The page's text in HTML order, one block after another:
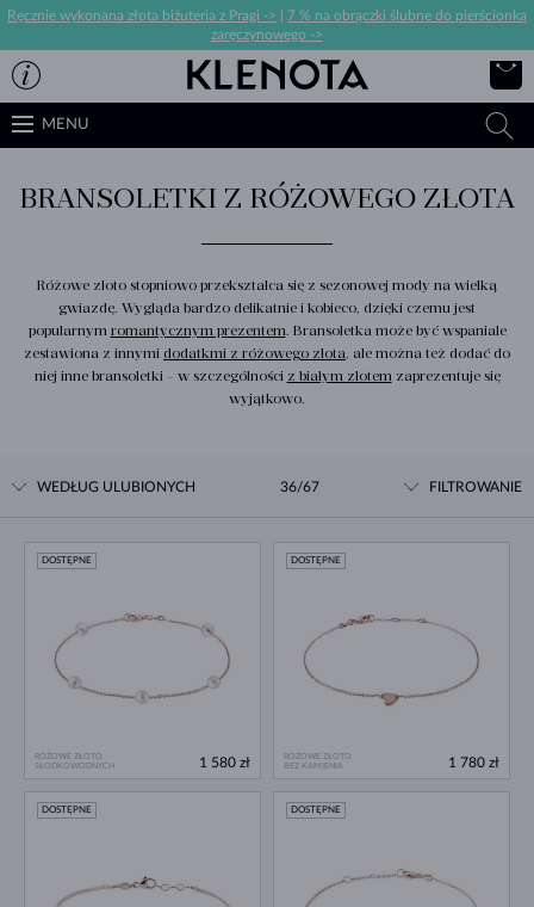
Ręcznie wykonana złota biżuteria z Pragi ->
7 % na obrączki ślubne do pierścionka
zaręczynowego ->
MENU
BRANSOLETKI Z RÓŻOWEGO ZŁOTA
Różowe złoto stopniowo przekształca się z sezonowej mody na wielką
gwiazdę. Wygląda bardzo delikatnie i kobieco, dzięki czemu jest
popularnym romantycznym prezentem. Bransoletka może być wspaniale
zestawiona z innymi dodatkmi z różowego złota, ale można też dodać do
niej inne bransoletki - w szczególności z białym złotemzaprezentuje się
wyjątkowo.
WEDŁUG ULUBIONYCH 36/67 FILTROWANIE
RÓŻOWE ZŁOTO
SŁODKOWODNYCH
DOSTĘPNE
1 580 zł
RÓŻOWE ZŁOTO
BEZ KAMIENIA
DOSTĘPNE
1 780 zł
DOSTĘPNE DOSTĘPNE